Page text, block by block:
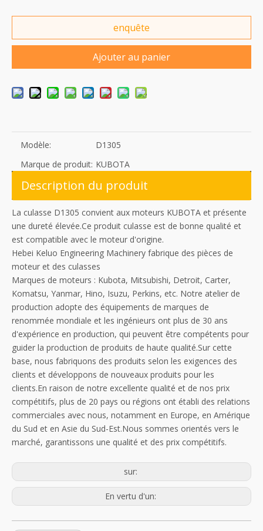
enquête
Ajouter au panier
Modèle:
D1305
Marque de produit: KUBOTA
Description du produit
La culasse D1305 convient aux moteurs KUBOTA et présente
une dureté élevée.Ce produit culasse est de bonne qualité et
est compatible avec le moteur d'origine.
Hebei Keluo Engineering Machinery fabrique des pièces de
moteur et des culasses
Marques de moteurs : Kubota, Mitsubishi, Detroit, Carter,
Komatsu, Yanmar, Hino, Isuzu, Perkins, etc. Notre atelier de
production adopte des équipements de marques de
renommée mondiale et les ingénieurs ont plus de 30 ans
d'expérience en production, qui peuvent être compétents pour
guider la production de produits de haute qualité.Sur cette
base, nous fabriquons des produits selon les exigences des
clients et développons de nouveaux produits pour les
clients.En raison de notre excellente qualité et de nos prix
compétitifs, plus de 20 pays ou régions ont établi des relations
commerciales avec nous, notamment en Europe, en Amérique
du Sud et en Asie du Sud-Est.Nous sommes orientés vers le
marché, garantissons une qualité et des prix compétitifs.
sur:
En vertu d'un: